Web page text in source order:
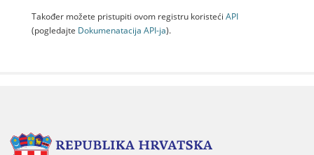
Također možete pristupiti ovom registru koristeći API
(pogledajte Dokumenаtаcijа API-jа).